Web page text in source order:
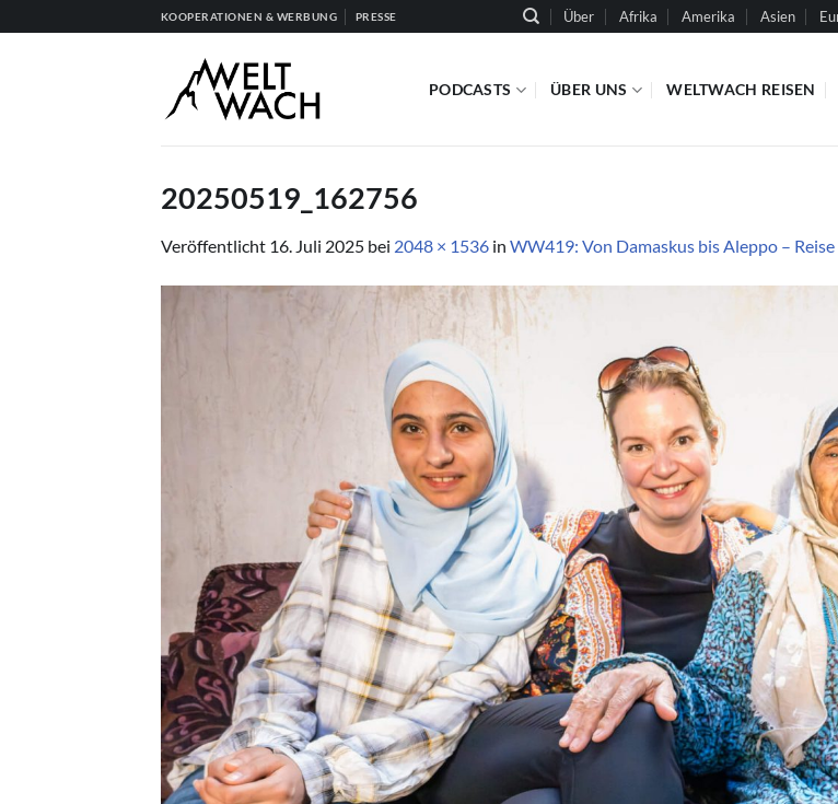
Inhalt
KOOPERATIONEN & WERBUNG PRESSE Über Afrika Amerika Asien
PODCASTS ÜBER UNS WELTWACH REISEN
20250519_162756
Veröffentlicht 16. Juli 2025 bei 2048 × 1536 in WW419: Von Damaskus bis Aleppo –